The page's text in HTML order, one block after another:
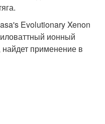
Evolutionary Xenon
ионный
применение в